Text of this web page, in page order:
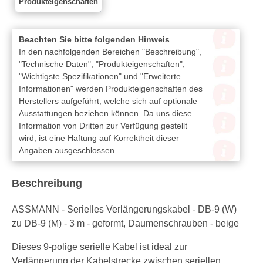
Beachten Sie bitte folgenden Hinweis
In den nachfolgenden Bereichen "Beschreibung",
"Technische Daten", "Produkteigenschaften",
"Wichtigste Spezifikationen" und "Erweiterte
Informationen" werden Produkteigenschaften des
Herstellers aufgeführt, welche sich auf optionale
Ausstattungen beziehen können. Da uns diese
Information von Dritten zur Verfügung gestellt
wird, ist eine Haftung auf Korrektheit dieser
Angaben ausgeschlossen
Beschreibung
ASSMANN - Serielles Verlängerungskabel - DB-9 (W)
zu DB-9 (M) - 3 m - geformt, Daumenschrauben - beige
Dieses 9-polige serielle Kabel ist ideal zur
Verlängerung der Kabelstrecke zwischen seriellen